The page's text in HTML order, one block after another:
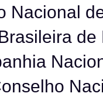
Nacional